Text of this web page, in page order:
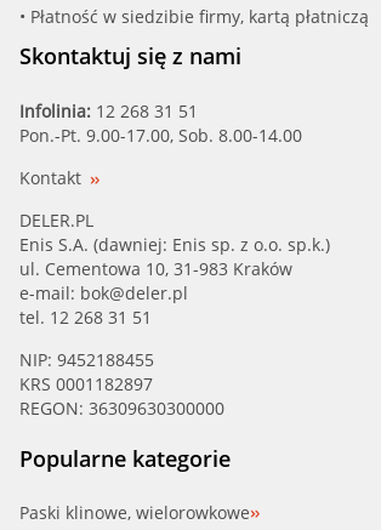
• Płatność w siedzibie firmy, kartą płatniczą
Skontaktuj się z nami
Infolinia: 12 268 31 51
Pon.-Pt. 9.00-17.00, Sob. 8.00-14.00
Kontakt
DELER.PL
Enis S.A. (dawniej: Enis sp. z o.o. sp.k.)
ul. Cementowa 10, 31-983 Kraków
e-mail: bok@deler.pl
tel. 12 268 31 51
NIP: 9452188455
KRS 0001182897
REGON: 36309630300000
Popularne kategorie
Paski klinowe, wielorowkowe